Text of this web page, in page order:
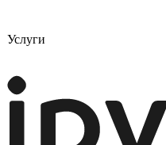
Услуги